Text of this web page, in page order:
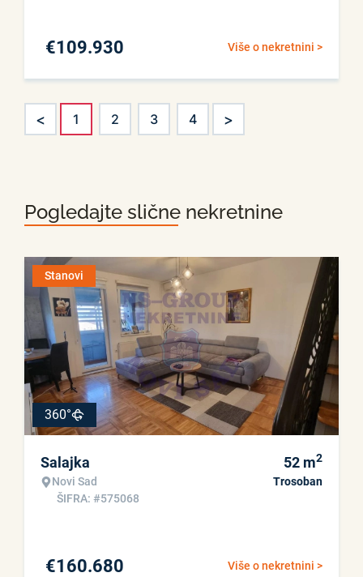
Više o nekretnini >
€109.930
< 1 2 3 4 >
Pogledajte slične nekretnine
Stanovi
360°
Salajka
Novi Sad
ŠIFRA: #575068
52 m2
Trosoban
Više o nekretnini >
€160.680